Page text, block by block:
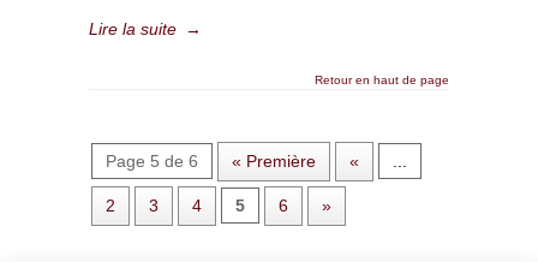
Lire la suite →
Retour en haut de page
Page 5 de 6 « Première «
2 3 4 5 6 »